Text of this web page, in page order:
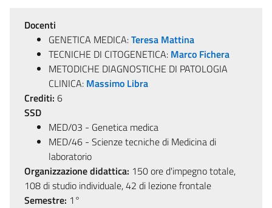
Docenti
GENETICA MEDICA:Teresa Mattina
TECNICHE DI CITOGENETICA: Marco Fichera
METODICHE DIAGNOSTICHE DI PATOLOGIA
CLINICA: Massimo Libra
Crediti: 6
SSD
MED/03 - Genetica medica
MED/46 - Scienze tecniche di Medicina di
laboratorio
Organizzazione didattica: 150 ore d'impegno totale,
108 di studio individuale, 42 di lezione frontale
Semestre: 1°